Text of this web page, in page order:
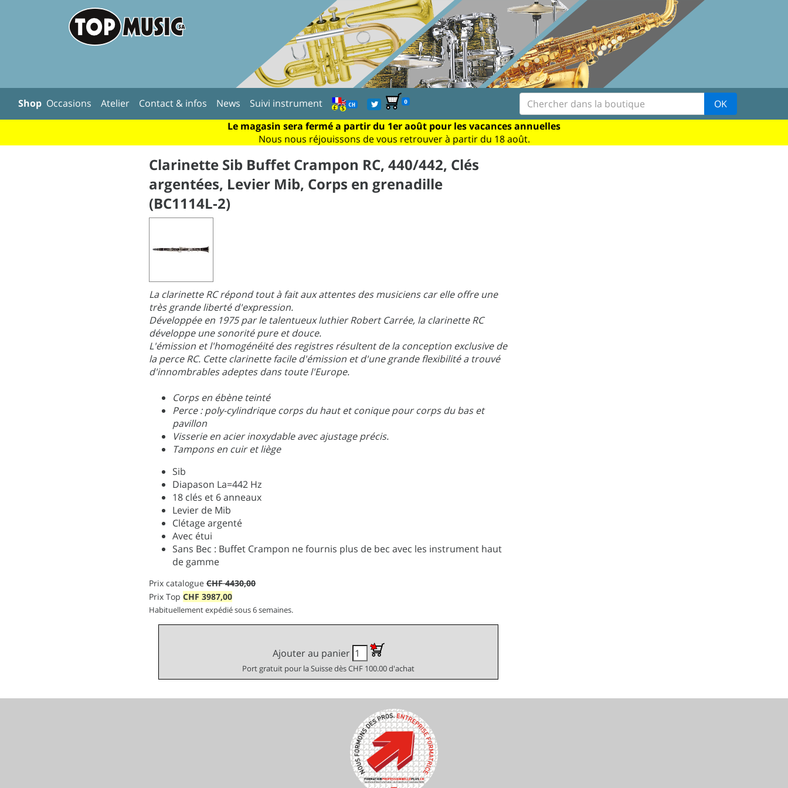
Shop Occasions Atelier Contact & infos News Suivi instrument CH 0
OK
Le magasin sera fermé a partir du 1er août pour les vacances annuelles
Nous nous réjouissons de vous retrouver à partir du 18 août.
Clarinette Sib Buffet Crampon RC, 440/442, Clés
argentées, Levier Mib, Corps en grenadille
(BC1114L-2)
La clarinette RC répond tout à fait aux attentes des musiciens car elle offre une
très grande liberté d'expression.
Développée en 1975 par le talentueux luthier Robert Carrée, la clarinette RC
développe une sonorité pure et douce.
L'émission et l'homogénéité des registres résultent de la conception exclusive de
la perce RC. Cette clarinette facile d'émission et d'une grande flexibilité a trouvé
d'innombrables adeptes dans toute l'Europe.
Corps en ébène teinté
Perce : poly-cylindrique corps du haut et conique pour corps du bas et
pavillon
Visserie en acier inoxydable avec ajustage précis.
Tampons en cuir et liège
Sib
Diapason La=442 Hz
18 clés et 6 anneaux
Levier de Mib
Clétage argenté
Avec étui
Sans Bec : Buffet Crampon ne fournis plus de bec avec les instrument haut
de gamme
Prix catalogue CHF 4430,00
Prix Top CHF 3987,00
Habituellement expédié sous 6 semaines.
Ajouter au panier
Port gratuit pour la Suisse dès CHF 100.00 d'achat